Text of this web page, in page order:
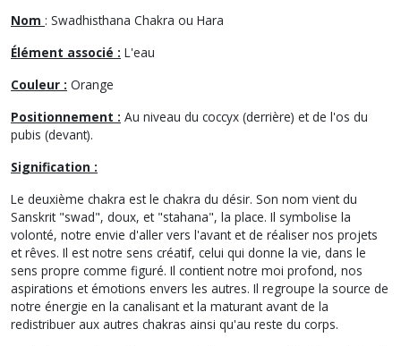
Nom : Swadhisthana Chakra ou Hara
Élément associé : L'eau
Couleur : Orange
Positionnement : Au niveau du coccyx (derrière) et de l'os du
pubis (devant).
Signification :
Le deuxième chakra est le chakra du désir. Son nom vient du
Sanskrit "swad", doux, et "stahana", la place. Il symbolise la
volonté, notre envie d'aller vers l'avant et de réaliser nos projets
et rêves. Il est notre sens créatif, celui qui donne la vie, dans le
sens propre comme figuré. Il contient notre moi profond, nos
aspirations et émotions envers les autres. Il regroupe la source de
notre énergie en la canalisant et la maturant avant de la
redistribuer aux autres chakras ainsi qu'au reste du corps.